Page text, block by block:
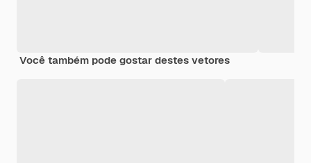
Você também pode gostar destes vetores